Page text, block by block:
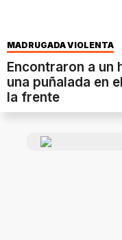
MADRUGADA VIOLENTA
Encontraron a un
una puñalada en
la frente